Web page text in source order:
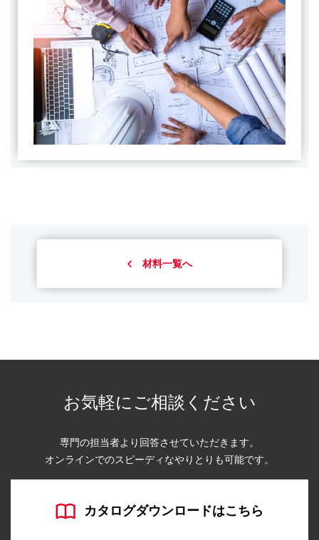
材料一覧へ
お気軽にご相談ください
専門の担当者より回答させていただきます。
オンラインでのスピーディなやりとりも可能です。
カタログダウンロードはこちら